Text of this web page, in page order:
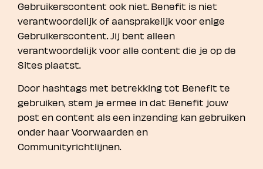
Gebruikerscontent ook niet. Benefit is niet
verantwoordelijk of aansprakelijk voor enige
Gebruikerscontent. Jij bent alleen
verantwoordelijk voor alle content die je op de
Sites plaatst.
Door hashtags met betrekking tot Benefit te
gebruiken, stem je ermee in dat Benefit jouw
post en content als een inzending kan gebruiken
onder haar Voorwaarden en
Communityrichtlijnen.